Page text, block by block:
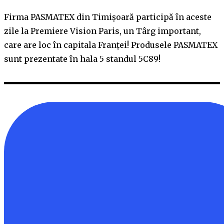
Firma PASMATEX din Timișoară participă în aceste
zile la Premiere Vision Paris, un Târg important,
care are loc în capitala Franței! Produsele PASMATEX
sunt prezentate în hala 5 standul 5C89!